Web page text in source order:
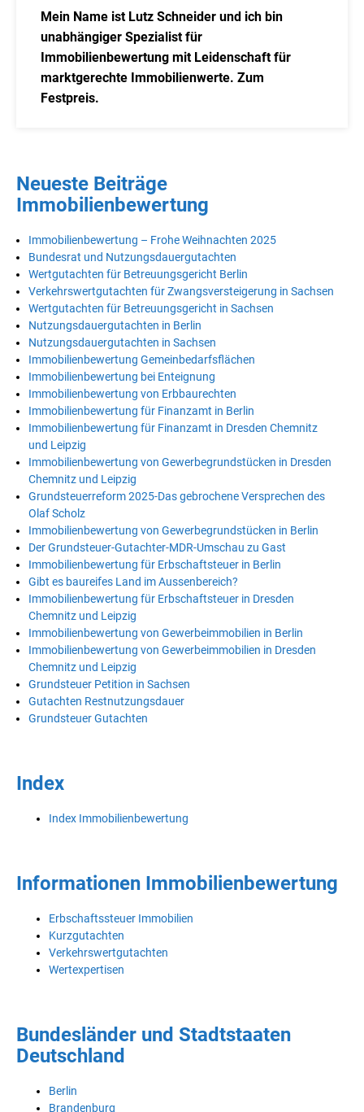
Mein Name ist Lutz Schneider und ich bin
unabhängiger Spezialist für
Immobilienbewertung mit Leidenschaft für
marktgerechte Immobilienwerte. Zum
Festpreis.
Neueste Beiträge
Immobilienbewertung
Immobilienbewertung – Frohe Weihnachten 2025
Bundesrat und Nutzungsdauergutachten
Wertgutachten für Betreuungsgericht Berlin
Verkehrswertgutachten für Zwangsversteigerung in Sachsen
Wertgutachten für Betreuungsgericht in Sachsen
Nutzungsdauergutachten in Berlin
Nutzungsdauergutachten in Sachsen
Immobilienbewertung Gemeinbedarfsflächen
Immobilienbewertung bei Enteignung
Immobilienbewertung von Erbbaurechten
Immobilienbewertung für Finanzamt in Berlin
Immobilienbewertung für Finanzamt in Dresden Chemnitz
und Leipzig
Immobilienbewertung von Gewerbegrundstücken in Dresden
Chemnitz und Leipzig
Grundsteuerreform 2025-Das gebrochene Versprechen des
Olaf Scholz
Immobilienbewertung von Gewerbegrundstücken in Berlin
Der Grundsteuer-Gutachter-MDR-Umschau zu Gast
Immobilienbewertung für Erbschaftsteuer in Berlin
Gibt es baureifes Land im Aussenbereich?
Immobilienbewertung für Erbschaftsteuer in Dresden
Chemnitz und Leipzig
Immobilienbewertung von Gewerbeimmobilien in Berlin
Immobilienbewertung von Gewerbeimmobilien in Dresden
Chemnitz und Leipzig
Grundsteuer Petition in Sachsen
Gutachten Restnutzungsdauer
Grundsteuer Gutachten
Index
Index Immobilienbewertung
Informationen Immobilienbewertung
Erbschaftssteuer Immobilien
Kurzgutachten
Verkehrswertgutachten
Wertexpertisen
Bundesländer und Stadtstaaten
Deutschland
Berlin
Brandenburg